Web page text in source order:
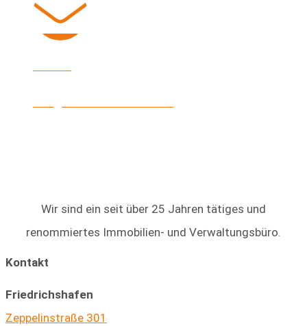
Wir sind ein seit über 25 Jahren tätiges und
renommiertes Immobilien- und Verwaltungsbüro.
Kontakt
Friedrichshafen
Zeppelinstraße 301